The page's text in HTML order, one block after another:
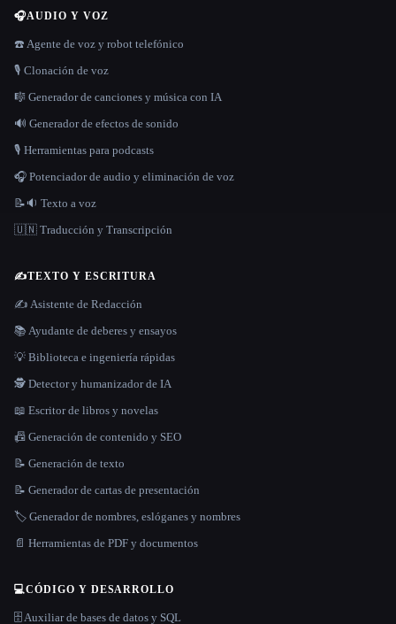
🎧AUDIO Y VOZ
☎️ Agente de voz y robot telefónico
🎙️ Clonación de voz
🎼 Generador de canciones y música con IA
🔊 Generador de efectos de sonido
🎙️ Herramientas para podcasts
🎧 Potenciador de audio y eliminación de voz
📝🔉 Texto a voz
🇺🇳 Traducción y Transcripción
✍️TEXTO Y ESCRITURA
✍️ Asistente de Redacción
📚 Ayudante de deberes y ensayos
💡 Biblioteca e ingeniería rápidas
🕵️ Detector y humanizador de IA
📖 Escritor de libros y novelas
📠 Generación de contenido y SEO
📝 Generación de texto
📝 Generador de cartas de presentación
🏷️ Generador de nombres, eslóganes y nombres
📄 Herramientas de PDF y documentos
💻CÓDIGO Y DESARROLLO
🗄️ Auxiliar de bases de datos y SQL